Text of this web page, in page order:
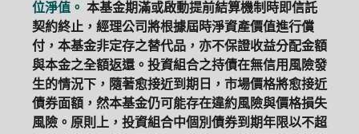
位淨值。 本基金期滿或啟動提前結算機制時即信託
契約終止，經理公司將根據屆時淨資產價值進行償
付，本基金非定存之替代品，亦不保證收益分配金額
與本金之全額返還。投資組合之持債在無信用風險發
生的情況下，隨著愈接近到期日，市場價格將愈接近
債券面額，然本基金仍可能存在違約風險與價格損失
風險。原則上，投資組合中個別債券到期年限以不超